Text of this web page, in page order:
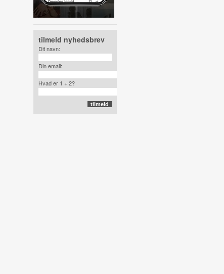
tilmeld nyhedsbrev
Dit navn:
Din email:
Hvad er 1 + 2?